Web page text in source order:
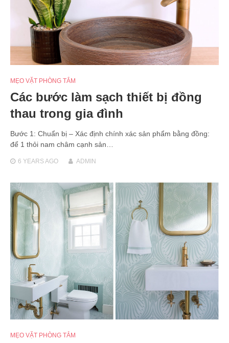
MẸO VẶT PHÒNG TẮM
Các bước làm sạch thiết bị đồng
thau trong gia đình
Bước 1: Chuẩn bị – Xác định chính xác sản phẩm bằng đồng:
để 1 thỏi nam châm cạnh sản…
6 YEARSAGO ADMIN
MẸO VẶT PHÒNG TẮM